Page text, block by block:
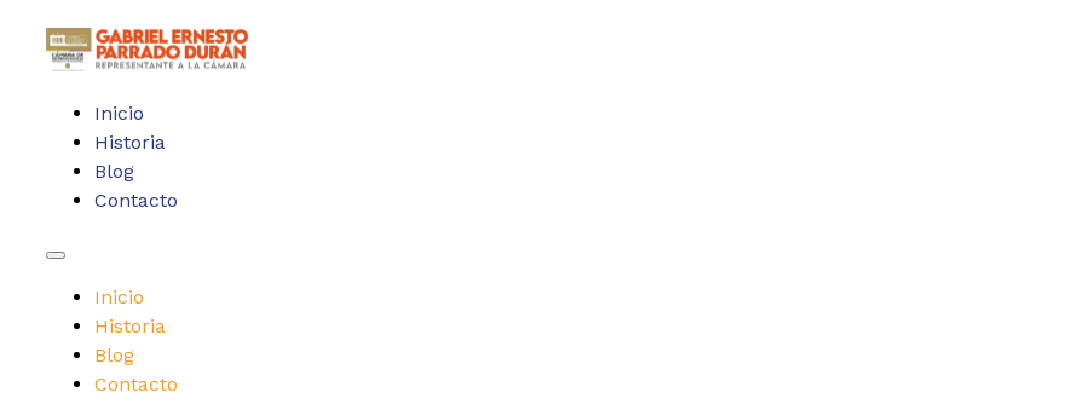
Inicio
Historia
Blog
Contacto
Inicio
Historia
Blog
Contacto